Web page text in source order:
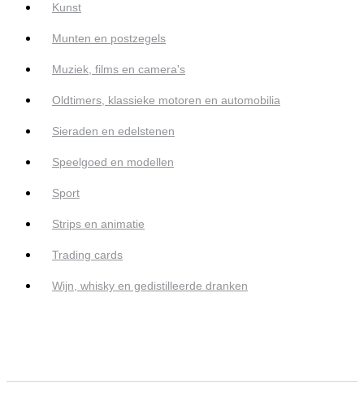
Kunst
Munten en postzegels
Muziek, films en camera's
Oldtimers, klassieke motoren en automobilia
Sieraden en edelstenen
Speelgoed en modellen
Sport
Strips en animatie
Trading cards
Wijn, whisky en gedistilleerde dranken